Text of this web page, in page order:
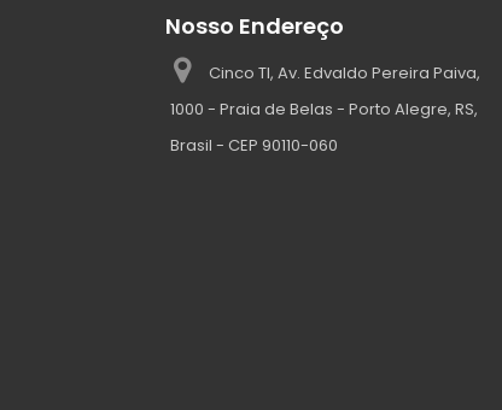
Nosso Endereço
Cinco TI, Av. Edvaldo Pereira Paiva,
1000 - Praia de Belas - Porto Alegre, RS,
Brasil - CEP 90110-060